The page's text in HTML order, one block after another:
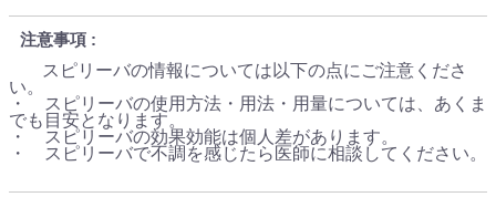
注意事項
スピリーバの情報については以下の点にご注意くださ
い。
・ スピリーバの使用方法・用法・用量については、あくま
でも目安となります。
・ スピリーバの効果効能は個人差があります。
・ スピリーバで不調を感じたら医師に相談してください。